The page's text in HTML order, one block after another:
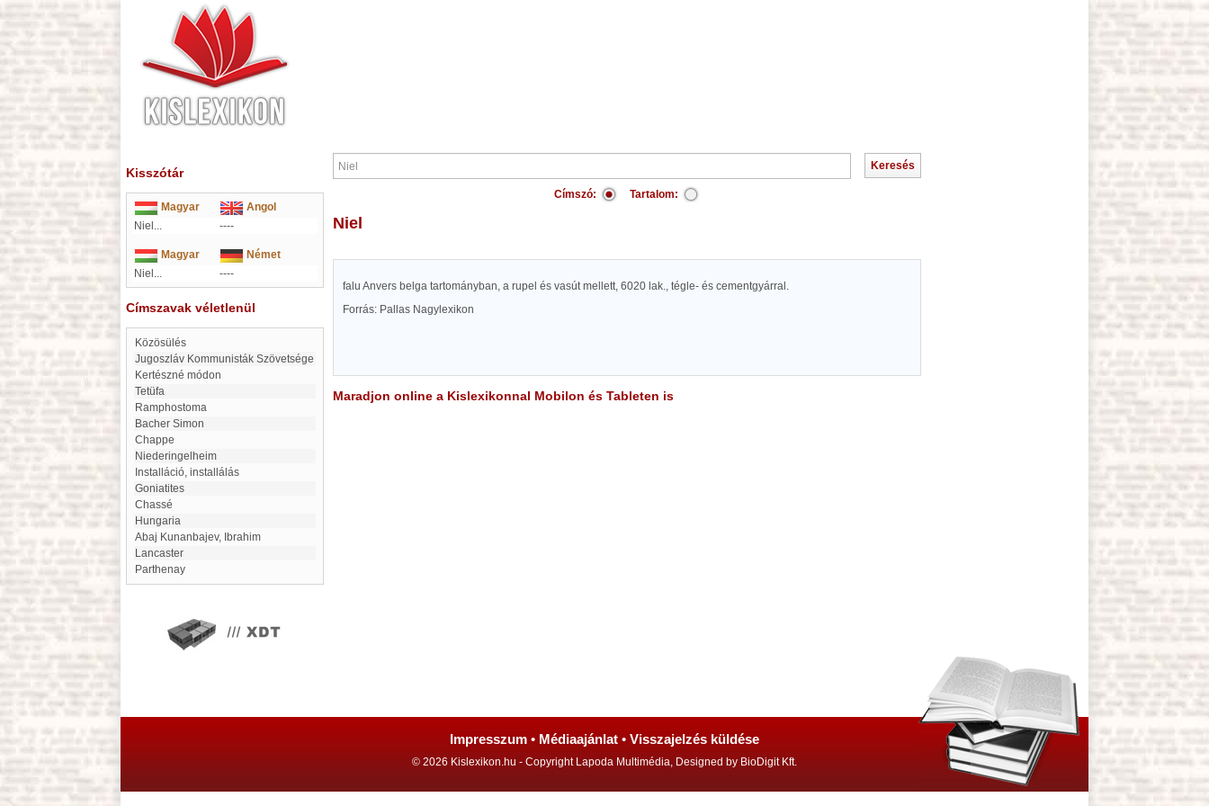
Kisszótár
Magyar
Angol
Niel...
----
Magyar
Német
Niel...
----
Címszavak véletlenül
Közösülés
Jugoszláv Kommunisták Szövetsége
kertészné módon
Tetüfa
Ramphostoma
Bacher Simon
Chappe
Niederingelheim
installáció, installálás
Goniatites
Chassé
Hungaria
Abaj Kunanbajev, Ibrahim
Lancaster
Parthenay
Címszó: Tartalom:
Niel
falu Anvers belga tartományban, a rupel és vasút mellett, 6020 lak., tégle- és cementgyárral.
Forrás: Pallas Nagylexikon
Maradjon online a Kislexikonnal Mobilon és Tableten is
Impresszum • Médiaajánlat • Visszajelzés küldése
© 2026 Kislexikon.hu - Copyright Lapoda Multimédia, Designed by BioDigit Kft.